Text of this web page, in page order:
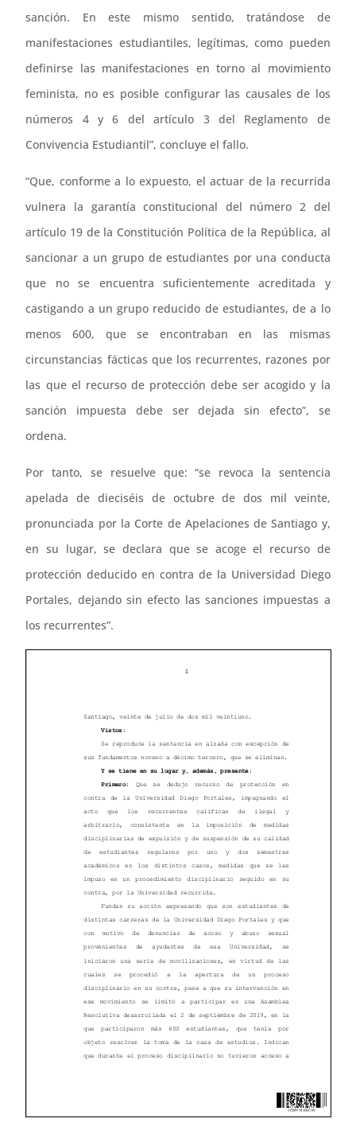
sanción. En este mismo sentido, tratándose de
manifestaciones estudiantiles, legítimas, como pueden
definirse las manifestaciones en torno al movimiento
feminista, no es posible configurar las causales de los
números 4 y 6 del artículo 3 del Reglamento de
Convivencia Estudiantil”, concluye el fallo.
“Que, conforme a lo expuesto, el actuar de la recurrida
vulnera la garantía constitucional del número 2 del
artículo 19 de la Constitución Política de la República, al
sancionar a un grupo de estudiantes por una conducta
que no se encuentra suficientemente acreditada y
castigando a un grupo reducido de estudiantes, de a lo
menos 600, que se encontraban en las mismas
circunstancias fácticas que los recurrentes, razones por
las que el recurso de protección debe ser acogido y la
sanción impuesta debe ser dejada sin efecto”, se
ordena.
Por tanto, se resuelve que: “se revoca la sentencia
apelada de dieciséis de octubre de dos mil veinte,
pronunciada por la Corte de Apelaciones de Santiago y,
en su lugar, se declara que se acoge el recurso de
protección deducido en contra de la Universidad Diego
Portales, dejando sin efecto las sanciones impuestas a
los recurrentes”.